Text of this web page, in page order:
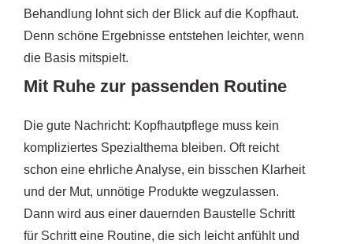
Behandlung lohnt sich der Blick auf die Kopfhaut.
Denn schöne Ergebnisse entstehen leichter, wenn
die Basis mitspielt.
Mit Ruhe zur passenden Routine
Die gute Nachricht: Kopfhautpflege muss kein
kompliziertes Spezialthema bleiben. Oft reicht
schon eine ehrliche Analyse, ein bisschen Klarheit
und der Mut, unnötige Produkte wegzulassen.
Dann wird aus einer dauernden Baustelle Schritt
für Schritt eine Routine, die sich leicht anfühlt und